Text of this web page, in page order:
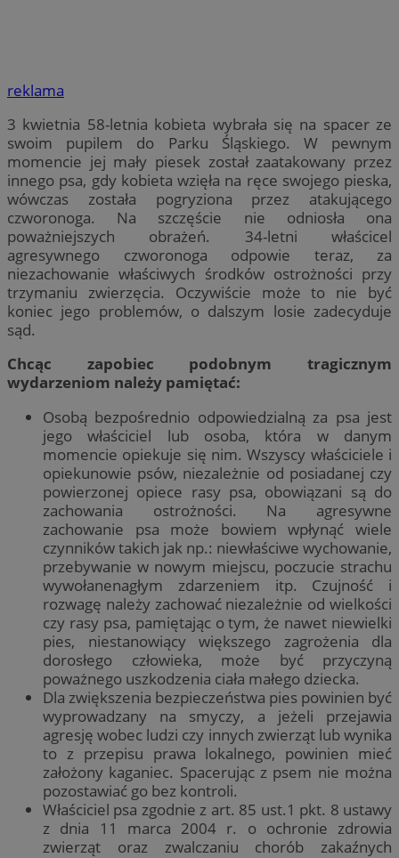
reklama
3 kwietnia 58-letnia kobieta wybrała się na spacer ze
swoim pupilem do Parku Śląskiego. W pewnym
momencie jej mały piesek został zaatakowany przez
innego psa, gdy kobieta wzięła na ręce swojego pieska,
wówczas została pogryziona przez atakującego
czworonoga. Na szczęście nie odniosła ona
poważniejszych obrażeń. 34-letni właścicel
agresywnego czworonoga odpowie teraz, za
niezachowanie właściwych środków ostrożności przy
trzymaniu zwierzęcia. Oczywiście może to nie być
koniec jego problemów, o dalszym losie zadecyduje
sąd.
Chcąc zapobiec podobnym tragicznym
wydarzeniom należy pamiętać:
Osobą bezpośrednio odpowiedzialną za psa jest
jego właściciel lub osoba, która w danym
momencie opiekuje się nim. Wszyscy właściciele i
opiekunowie psów, niezależnie od posiadanej czy
powierzonej opiece rasy psa, obowiązani są do
zachowania ostrożności. Na agresywne
zachowanie psa może bowiem wpłynąć wiele
czynników takich jak np.: niewłaściwe wychowanie,
przebywanie w nowym miejscu, poczucie strachu
wywołanenagłym zdarzeniem itp. Czujność i
rozwagę należy zachować niezależnie od wielkości
czy rasy psa, pamiętając o tym, że nawet niewielki
pies, niestanowiący większego zagrożenia dla
dorosłego człowieka, może być przyczyną
poważnego uszkodzenia ciała małego dziecka.
Dla zwiększenia bezpieczeństwa pies powinien być
wyprowadzany na smyczy, a jeżeli przejawia
agresję wobec ludzi czy innych zwierząt lub wynika
to z przepisu prawa lokalnego, powinien mieć
założony kaganiec. Spacerując z psem nie można
pozostawiać go bez kontroli.
Właściciel psa zgodnie z art. 85 ust.1 pkt. 8 ustawy
z dnia 11 marca 2004 r. o ochronie zdrowia
zwierząt oraz zwalczaniu chorób zakaźnych